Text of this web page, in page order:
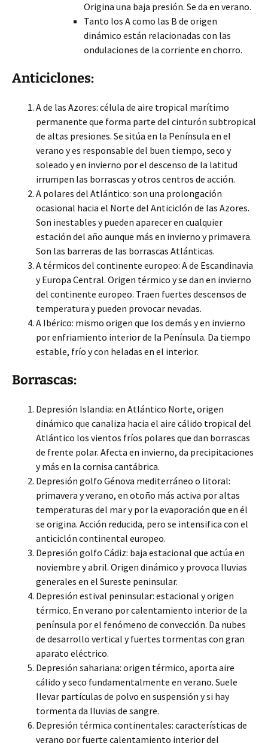
Origina una baja presión. Se da en verano.
Tanto los A como las B de origen
dinámico están relacionadas con las
ondulaciones de la corriente en chorro.
Anticiclones:
A de las Azores: célula de aire tropical marítimo
permanente que forma parte del cinturón subtropical
de altas presiones. Se sitúa en la Península en el
verano y es responsable del buen tiempo, seco y
soleado y en invierno por el descenso de la latitud
irrumpen las borrascas y otros centros de acción.
A polares del Atlántico: son una prolongación
ocasional hacia el Norte del Anticiclón de las Azores.
Son inestables y pueden aparecer en cualquier
estación del año aunque más en invierno y primavera.
Son las barreras de las borrascas Atlánticas.
A térmicos del continente europeo: A de Escandinavia
y Europa Central. Origen térmico y se dan en invierno
del continente europeo. Traen fuertes descensos de
temperatura y pueden provocar nevadas.
A Ibérico: mismo origen que los demás y en invierno
por enfriamiento interior de la Península. Da tiempo
estable, frío y con heladas en el interior.
Borrascas:
Depresión Islandia: en Atlántico Norte, origen
dinámico que canaliza hacia el aire cálido tropical del
Atlántico los vientos fríos polares que dan borrascas
de frente polar. Afecta en invierno, da precipitaciones
y más en la cornisa cantábrica.
Depresión golfo Génova mediterráneo o litoral:
primavera y verano, en otoño más activa por altas
temperaturas del mar y por la evaporación que en él
se origina. Acción reducida, pero se intensifica con el
anticiclón continental europeo.
Depresión golfo Cádiz: baja estacional que actúa en
noviembre y abril. Origen dinámico y provoca lluvias
generales en el Sureste peninsular.
Depresión estival peninsular: estacional y origen
térmico. En verano por calentamiento interior de la
península por el fenómeno de convección. Da nubes
de desarrollo vertical y fuertes tormentas con gran
aparato eléctrico.
Depresión sahariana: origen térmico, aporta aire
cálido y seco fundamentalmente en verano. Suele
llevar partículas de polvo en suspensión y si hay
tormenta da lluvias de sangre.
Depresión térmica continentales: características de
verano por fuerte calentamiento interior del